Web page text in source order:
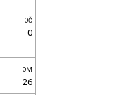
OČ
0
OM
26